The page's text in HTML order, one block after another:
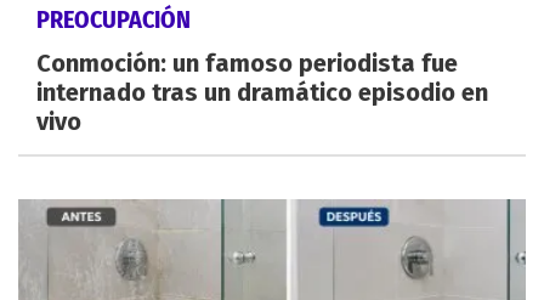
PREOCUPACIÓN
Conmoción: un famoso periodista fue
internado tras un dramático episodio en
vivo